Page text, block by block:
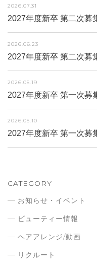
2026.07.31
2027年度新卒 第二次募
2026.06.23
2027年度新卒 第二次募
2026.05.19
2027年度新卒 第一次募
2026.05.10
2027年度新卒 第一次募
CATEGORY
お知らせ・イベント
ビューティー情報
ヘアアレンジ/動画
リクルート